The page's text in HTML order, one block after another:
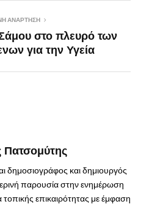
ΑΝΆΡΤΗΣΗ
στο πλευρό των
για την Υγεία
Πατσομύτης
δημοσιογράφος και δημιουργός
παρουσία στην ενημέρωση
επικαιρότητας με έμφαση